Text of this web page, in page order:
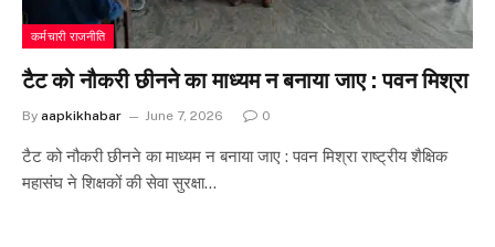
कर्मचारी राजनीति
टैट को नौकरी छीनने का माध्यम न बनाया जाए : पवन मिश्रा
By aapkikhabar June 7, 2026 0
टैट को नौकरी छीनने का माध्यम न बनाया जाए : पवन मिश्रा राष्ट्रीय शैक्षिक
महासंघ ने शिक्षकों की सेवा सुरक्षा…